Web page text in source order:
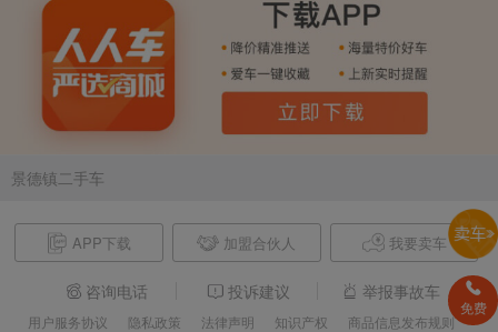
景德镇二手车
APP下载 加盟合伙人 我要卖车
咨询电话 投诉建议 举报事故车
用户服务协议 隐私政策 法律声明 知识产权 商品信息发布规则
免费